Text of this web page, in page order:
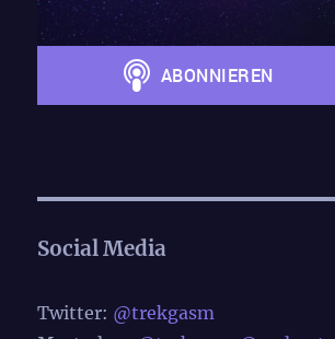
Social Media
Twitter: @trekgasm